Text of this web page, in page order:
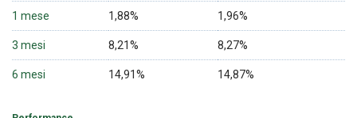
1 mese 1,88% 1,96%
3 mesi 8,21% 8,27%
6 mesi 14,91% 14,87%